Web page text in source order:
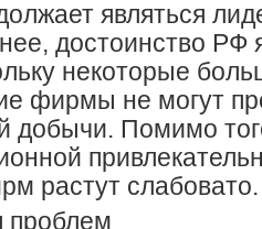
являться
достоинство РФ
некоторые
фирмы не могут
добычи. Помимо
растут слабовато.
проблем